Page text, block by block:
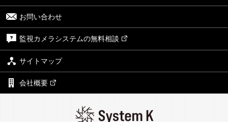
お問い合わせ
監視カメラシステムの無料相談
サイトマップ
会社概要